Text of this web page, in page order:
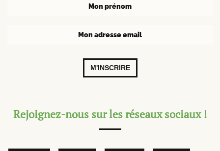
M'INSCRIRE
Rejoignez-nous sur les réseaux sociaux !